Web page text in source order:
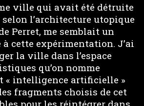
ville qui avait été détruite
l’architecture utopique
Perret, me semblait un
cette expérimentation. J’ai
la ville dans l’espace
qu’on nomme
« intelligence artificielle »
fragments choisis de cet